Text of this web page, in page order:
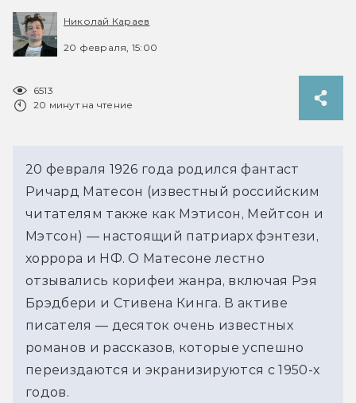
Николай Караев
20 февраля, 15:00
6513
20 минут на чтение
20 февраля 1926 года родился фантаст
Ричард Матесон (известный российским
читателям также как Мэтисон, Мейтсон и
Мэтсон) — настоящий патриарх фэнтези,
хоррора и НФ. О Матесоне лестно
отзывались корифеи жанра, включая Рэя
Брэдбери и Стивена Кинга. В активе
писателя — десяток очень известных
романов и рассказов, которые успешно
переиздаются и экранизируются с 1950-х
годов.